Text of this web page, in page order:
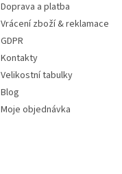
Doprava a platba
Vrácení zboží & reklamace
GDPR
Kontakty
Velikostní tabulky
Blog
Moje objednávka